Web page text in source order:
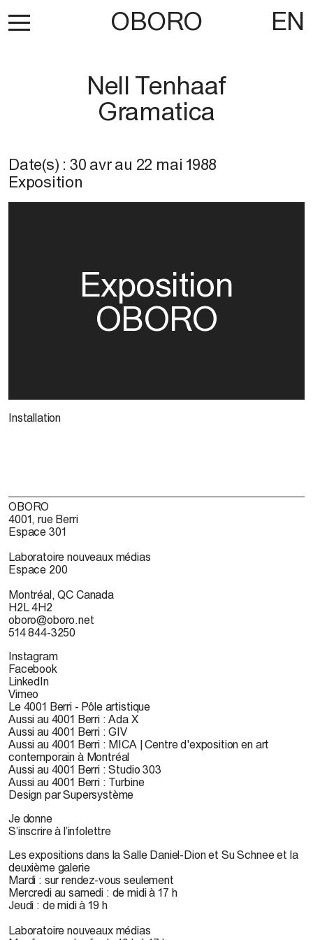
OBORO EN
Nell Tenhaaf
Gramatica
Date(s) : 30 avrau 22 mai 1988
Exposition
Exposition
OBORO
Installation
OBORO
4001, rue Berri
Espace 301
Laboratoire nouveaux médias
Espace 200
Montréal, QC Canada
H2L 4H2
oboro@oboro.net
514 844-3250
Instagram
Facebook
LinkedIn
Vimeo
Le 4001 Berri - Pôle artistique
Aussi au 4001 Berri : Ada X
Aussi au 4001 Berri : GIV
Aussi au 4001 Berri : MICA | Centre d'exposition en art
contemporain à Montréal
Aussi au 4001 Berri : Studio 303
Aussi au 4001 Berri : Turbine
Design par Supersystème
Je donne
S’inscrire à l’infolettre
Les expositions dans la Salle Daniel-Dion et Su Schnee et la
deuxième galerie
Mardi : sur rendez-vous seulement
Mercredi au samedi : de midi à 17 h
Jeudi : de midi à 19 h
Laboratoire nouveaux médias